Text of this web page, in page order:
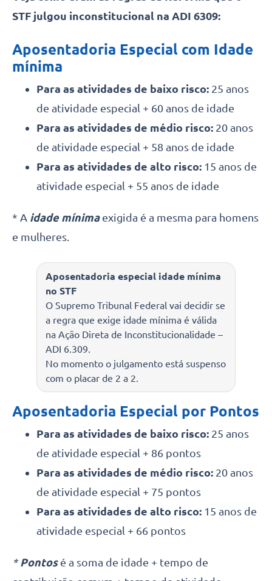
STF julgou inconstitucional na ADI 6309:
Aposentadoria Especial com Idade
mínima
Para as atividades de baixo risco: 25 anos
de atividade especial + 60 anos de idade
Para as atividades de médio risco: 20 anos
de atividade especial + 58 anos de idade
Para as atividades de alto risco: 15 anos de
atividade especial + 55 anos de idade
* A idade mínimaexigida é a mesma para homens
e mulheres.
Aposentadoria especial idade mínima
no STF
O Supremo Tribunal Federal vai decidir se
a regra que exige idade mínima é válida
na Ação Direta de Inconstitucionalidade –
ADI 6.309.
No momento o julgamento está suspenso
com o placar de 2 a 2.
Aposentadoria Especial por Pontos
Para as atividades de baixo risco: 25 anos
de atividade especial + 86 pontos
Para as atividades de médio risco: 20 anos
de atividade especial + 75 pontos
Para as atividades de alto risco: 15 anos de
atividade especial + 66 pontos
*Pontos é a soma de idade + tempo de